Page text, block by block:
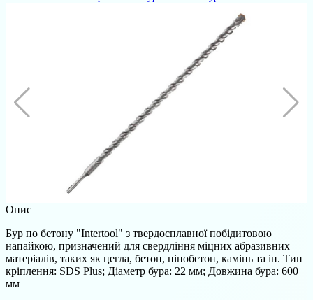
Опис
Бур по бетону "Intertool" з твердосплавної побідитовою
напайкою, призначений для свердління міцних абразивних
матеріалів, таких як цегла, бетон, пінобетон, камінь та ін. Тип
кріплення: SDS Plus; Діаметр бура: 22 мм; Довжина бура: 600
мм